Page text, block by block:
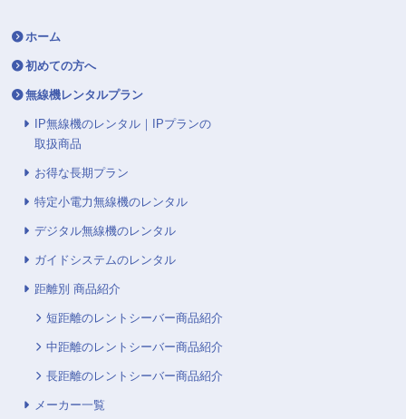
ホーム
初めての方へ
無線機レンタルプラン
IP無線機のレンタル｜IPプランの
取扱商品
お得な長期プラン
特定小電力無線機のレンタル
デジタル無線機のレンタル
ガイドシステムのレンタル
距離別 商品紹介
短距離のレントシーバー商品紹介
中距離のレントシーバー商品紹介
長距離のレントシーバー商品紹介
メーカー一覧